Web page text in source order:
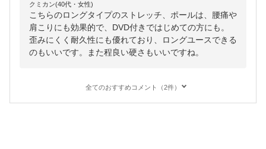
クミカン(40代・女性)
こちらのロングタイプのストレッチ、ポールは、腰痛や
肩こりにも効果的で、DVD付きではじめての方にも。
歪みにくく耐久性にも優れており、ロングユースできる
のもいいです。また程良い硬さもいいですね。
全てのおすすめコメント（2件）